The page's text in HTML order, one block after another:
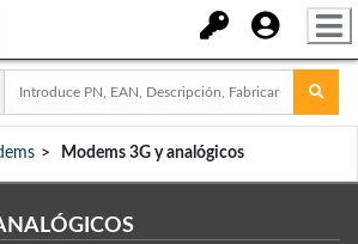
Modems 3G y analógicos